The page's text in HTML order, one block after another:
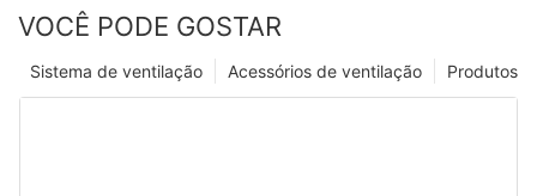
VOCÊ PODE GOSTAR
Produtos
Acessórios de ventilação
Sistema de ventilação